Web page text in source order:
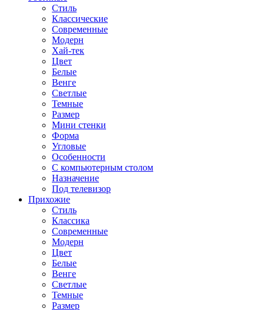
Стиль
Классические
Современные
Модерн
Хай-тек
Цвет
Белые
Венге
Светлые
Темные
Размер
Мини стенки
Форма
Угловые
Особенности
С компьютерным столом
Назначение
Под телевизор
Прихожие
Стиль
Классика
Современные
Модерн
Цвет
Белые
Венге
Светлые
Темные
Размер